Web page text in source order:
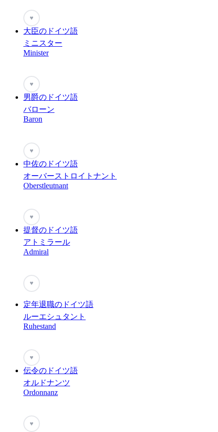
♥
大臣のドイツ語
ミニスター
Minister
♥
男爵のドイツ語
バローン
Baron
♥
中佐のドイツ語
オーバーストロイトナント
Oberstleutnant
♥
提督のドイツ語
アトミラール
Admiral
♥
定年退職のドイツ語
ルーエシュタント
Ruhestand
♥
伝令のドイツ語
オルドナンツ
Ordonnanz
♥